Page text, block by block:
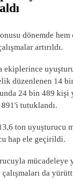
dönemde
artırıldı.
ekiplerince
düzenlenen 14
24 bin 489 kişi
tutuklandı.
ton uyuşturucu
hap ele geçirildi.
mücadeleye
da